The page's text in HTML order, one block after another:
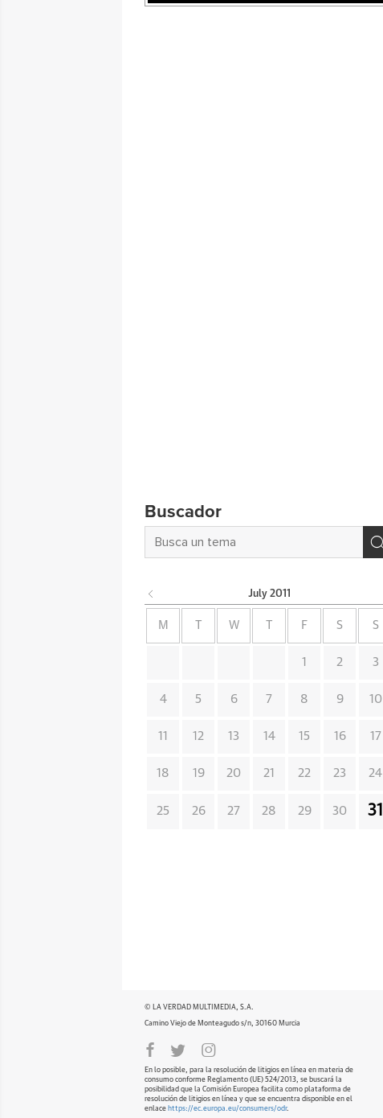
Buscador
July 2011
M W F S S
1 2 3
4 5 6 7 8 9 10
11 12 13 14 15 16 17
18 19 20 21 22 23 24
25 26 27 28 29 30 31
© LA VERDAD MULTIMEDIA, S.A.
Camino Viejo de Monteagudo s/n, 30160 Murcia
En lo posible, para la resolución de litigios en línea en materia de
consumo conforme Reglamento (UE) 524/2013, se buscará la
posibilidad que la Comisión Europea facilita como plataforma de
resolución de litigios en línea y que se encuentra disponible en el
enlace https://ec.europa.eu/consumers/odr.